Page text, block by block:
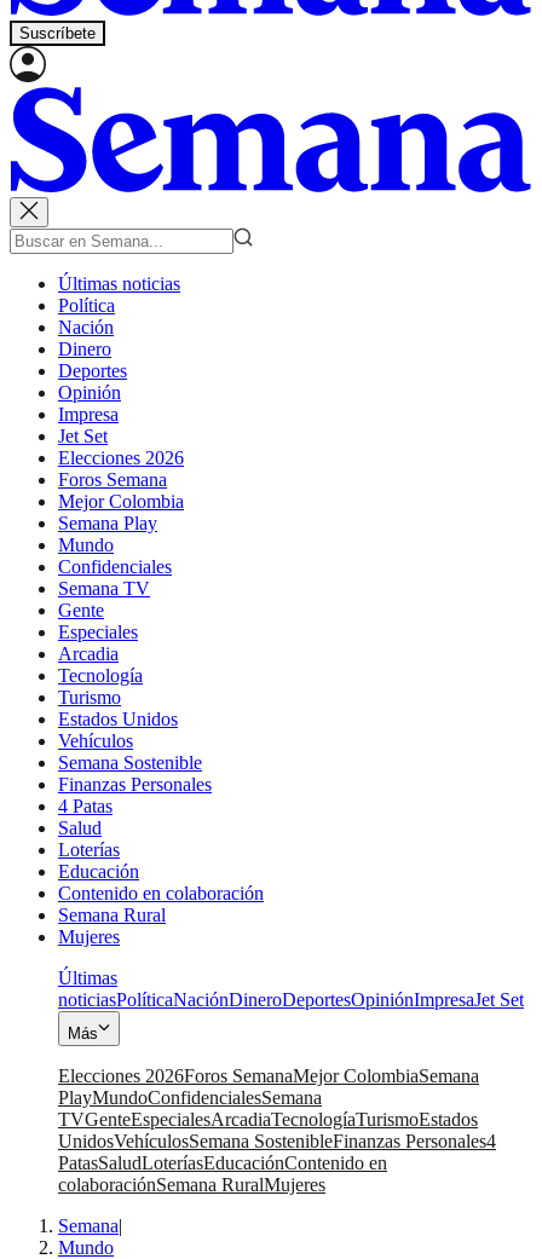
Suscríbete
Últimas noticias
Política
Nación
Dinero
Deportes
Opinión
Impresa
Jet Set
Elecciones 2026
Foros Semana
Mejor Colombia
Semana Play
Mundo
Confidenciales
Semana TV
Gente
Especiales
Arcadia
Tecnología
Turismo
Estados Unidos
Vehículos
Semana Sostenible
Finanzas Personales
4 Patas
Salud
Loterías
Educación
Contenido en colaboración
Semana Rural
Mujeres
Últimas
noticiasPolíticaNaciónDineroDeportesOpiniónImpresaJet Set
Más
Elecciones 2026Foros SemanaMejor ColombiaSemana
PlayMundoConfidencialesSemana
TVGenteEspecialesArcadiaTecnologíaTurismoEstados
UnidosVehículosSemana SostenibleFinanzas Personales4
PatasSaludLoteríasEducaciónContenido en
colaboraciónSemana RuralMujeres
Semana|
Mundo